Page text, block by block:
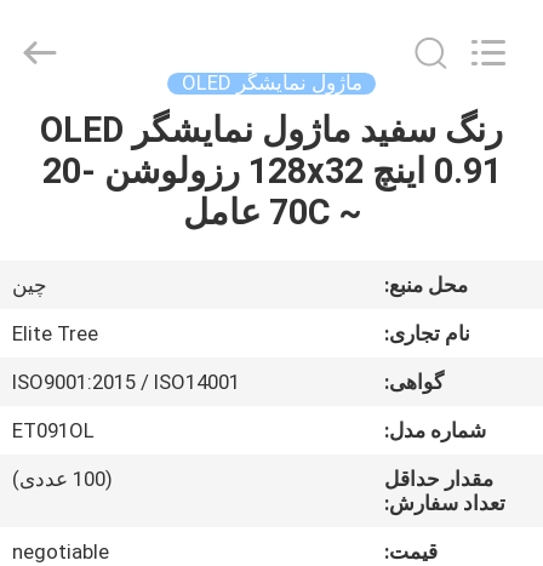
خانه
دربارهی
کارخانه
Technology.
ماژول نمایشگر OLED
رنگ سفید ماژول نمایشگر OLED
0.91 اینچ 128x32 رزولوشن -20
~ 70C عامل
محل منبع:
چین
نام تجاری:
Elite Tree
گواهی:
ISO9001:2015 / ISO14001
شماره مدل:
ET091OL
مقدار حداقل
تعداد سفارش:
(100 عددی)
قیمت:
negotiable